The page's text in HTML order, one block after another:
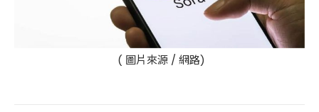
( 圖片來源 / 網路)